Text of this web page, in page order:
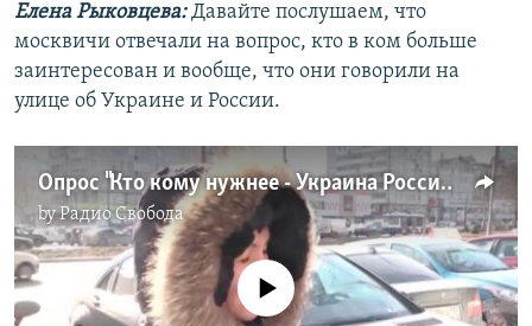
Елена Рыковцева:Давайте послушаем, что
москвичи отвечали на вопрос, кто в ком больше
заинтересован и вообще, что они говорили на
улице об Украине и России.
Опрос "Кто кому нужнее - Украина России или наоборот?"
byРадио Свобода
No media source currently available